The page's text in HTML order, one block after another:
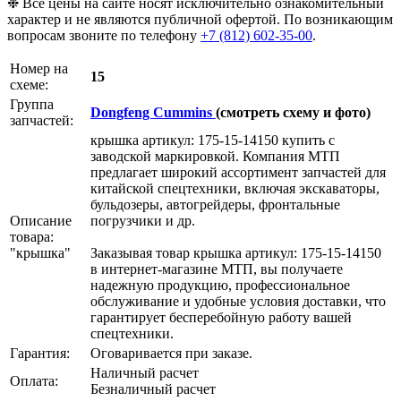
характер и не являются публичной офертой. По возникающим
вопросам звоните по телефону +7 (812) 602-35-00.
Номер на
схеме:
15
Группа
запчастей:
Dongfeng Cummins (смотреть схему и фото)
Описание
товара:
"крышка"
крышка артикул: 175-15-14150 купить с
заводской маркировкой. Компания МТП
предлагает широкий ассортимент запчастей для
китайской спецтехники, включая экскаваторы,
бульдозеры, автогрейдеры, фронтальные
погрузчики и др.
Заказывая товар крышка артикул: 175-15-14150
в интернет-магазине МТП, вы получаете
надежную продукцию, профессиональное
обслуживание и удобные условия доставки, что
гарантирует бесперебойную работу вашей
спецтехники.
Гарантия:
Оговаривается при заказе.
Оплата:
Наличный расчет
Безналичный расчет